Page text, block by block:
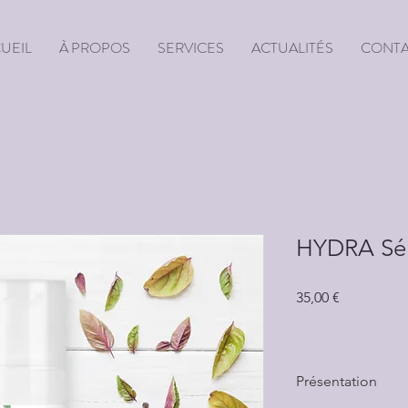
À PROPOS SERVICES ACTUALITÉS
HYDRA
35,00 €
Présentation